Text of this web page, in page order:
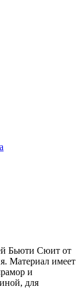
Бьюти Сюит от
Материал имеет
и
для